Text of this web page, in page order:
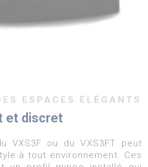
ESPACES ÉLÉGANTS
et discret
VXS3F ou du VXS3FT peut
à tout environnement. Ces